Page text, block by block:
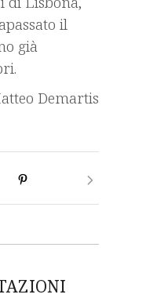
il
già
Demartis